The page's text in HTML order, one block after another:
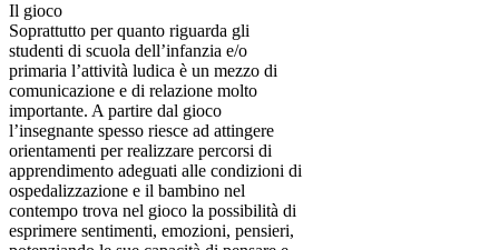
Il gioco
Soprattutto per quanto riguarda gli
studenti di scuola dell’infanzia e/o
primaria l’attività ludica è un mezzo di
comunicazione e di relazione molto
importante. A partire dal gioco
l’insegnante spesso riesce ad attingere
orientamenti per realizzare percorsi di
apprendimento adeguati alle condizioni di
ospedalizzazione e il bambino nel
contempo trova nel gioco la possibilità di
esprimere sentimenti, emozioni, pensieri,